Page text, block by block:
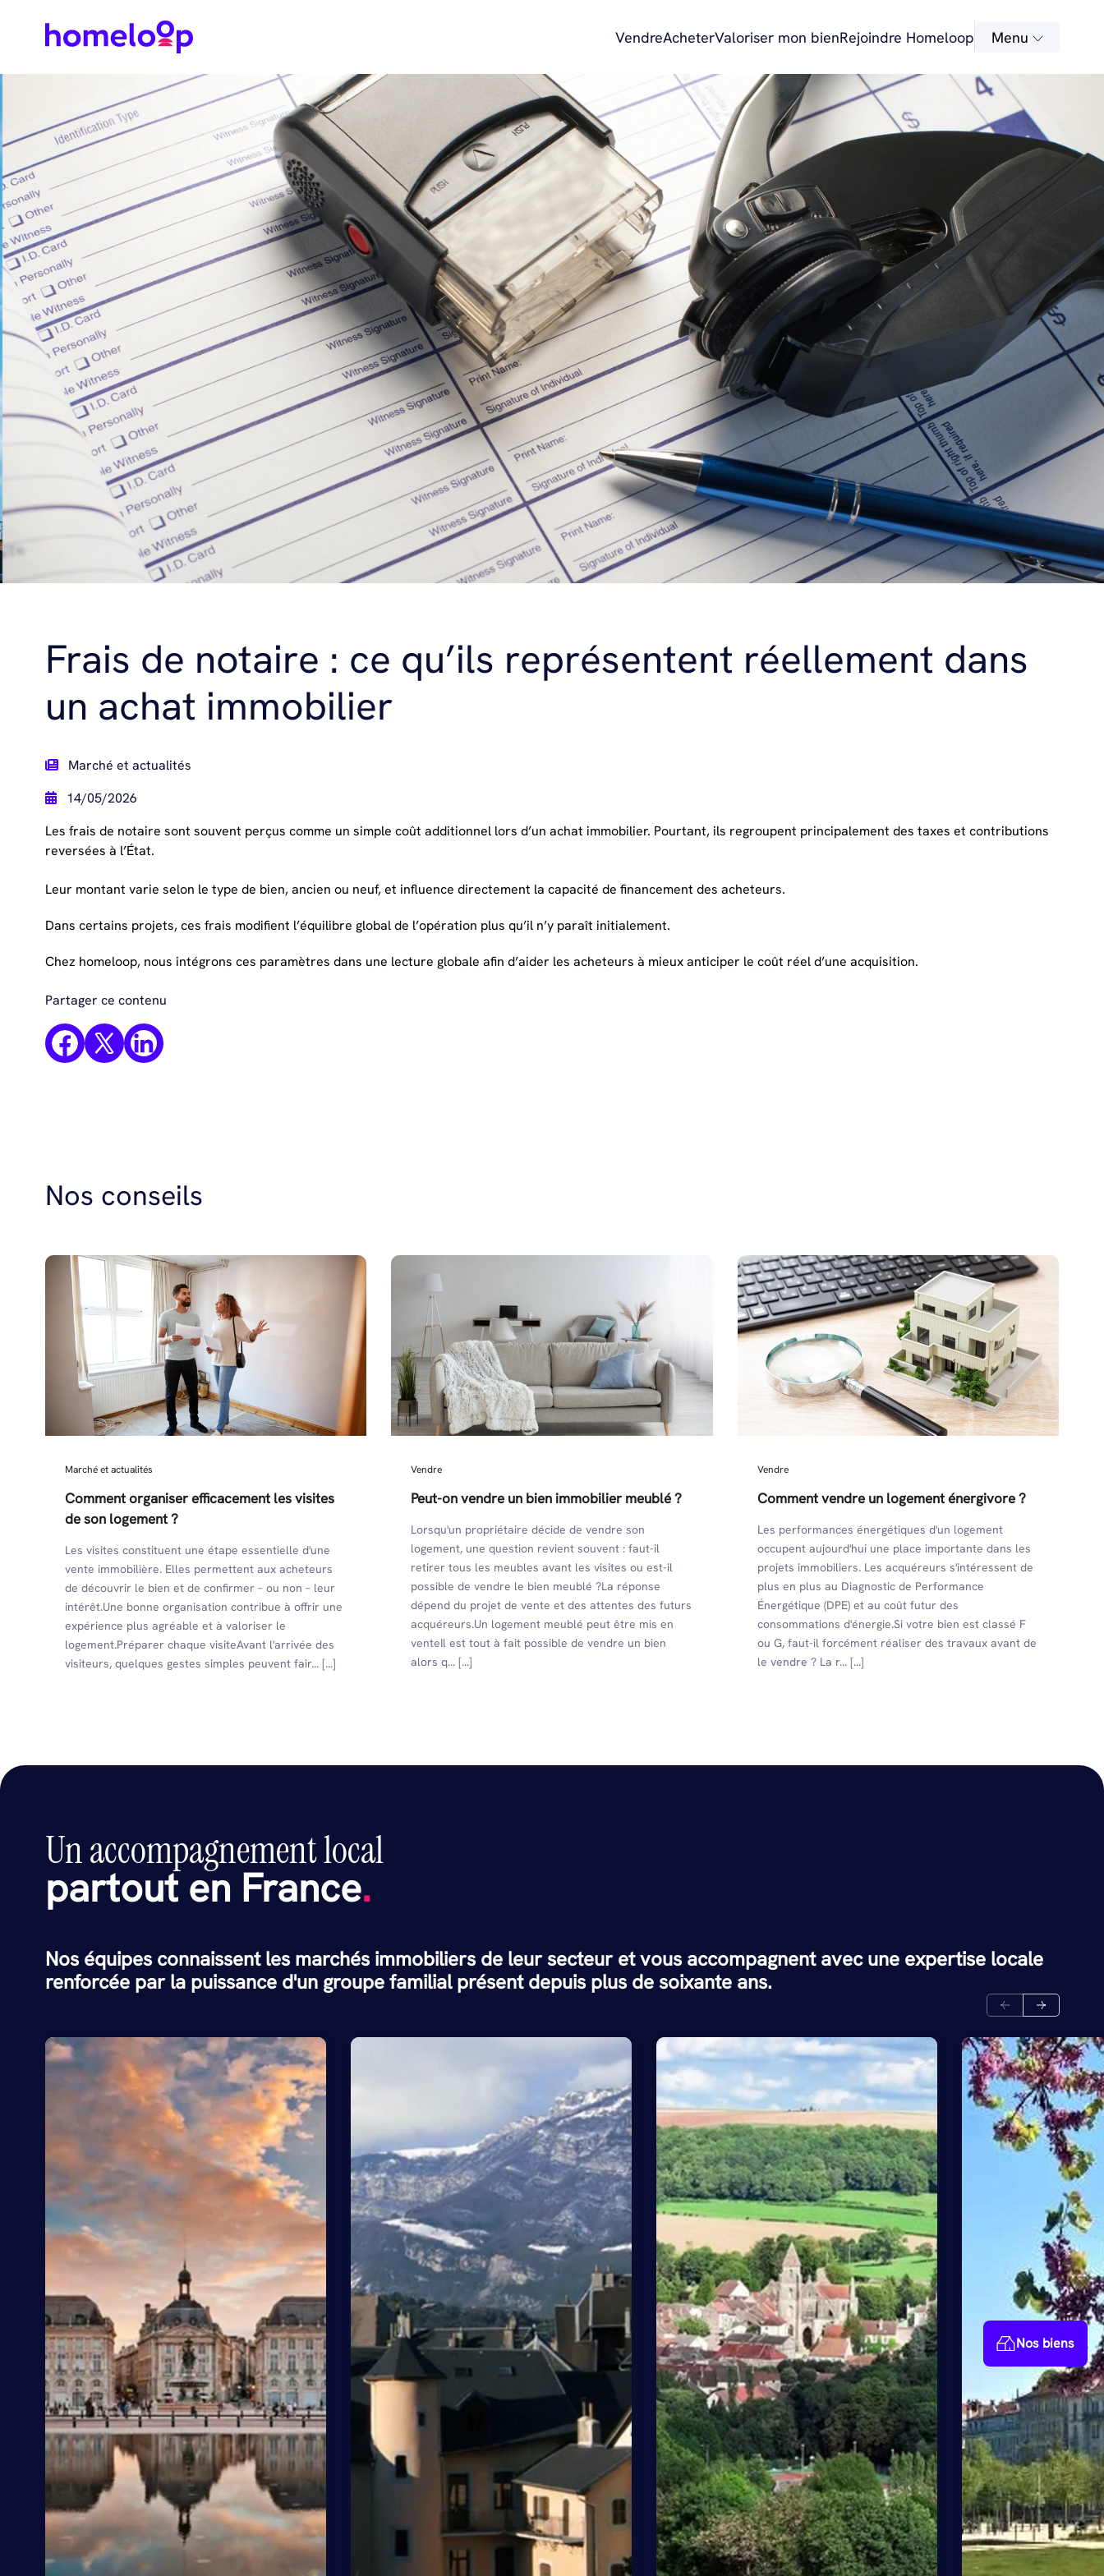
Nos biens
VendreAcheterValoriser mon bienRejoindre Homeloop Menu
Frais de notaire : ce qu’ils représentent réellement dans
un achat immobilier
Marché et actualités
14/05/2026
Les frais de notaire sont souvent perçus comme un simple coût additionnel lors d’un achat immobilier. Pourtant, ils regroupent principalement des taxes et contributions
reversées à l’État.
Leur montant varie selon le type de bien, ancien ou neuf, et influence directement la capacité de financement des acheteurs.
Dans certains projets, ces frais modifient l’équilibre global de l’opération plus qu’il n’y paraît initialement.
Chez homeloop, nous intégrons ces paramètres dans une lecture globale afin d’aider les acheteurs à mieux anticiper le coût réel d’une acquisition.
Partager ce contenu
Nos conseils
Marché et actualités
Comment organiser efficacement les visites
de son logement ?
Les visites constituent une étape essentielle d'une
vente immobilière. Elles permettent aux acheteurs
de découvrir le bien et de confirmer – ou non – leur
intérêt.Une bonne organisation contribue à offrir une
expérience plus agréable et à valoriser le
logement.Préparer chaque visiteAvant l'arrivée des
visiteurs, quelques gestes simples peuvent fair... [...]
Vendre
Peut-on vendre un bien immobilier meublé ?
Lorsqu'un propriétaire décide de vendre son
logement, une question revient souvent : faut-il
retirer tous les meubles avant les visites ou est-il
possible de vendre le bien meublé ?La réponse
dépend du projet de vente et des attentes des futurs
acquéreurs.Un logement meublé peut être mis en
venteIl est tout à fait possible de vendre un bien
alors q... [...]
Vendre
Comment vendre un logement énergivore ?
Les performances énergétiques d'un logement
occupent aujourd'hui une place importante dans les
projets immobiliers. Les acquéreurs s'intéressent de
plus en plus au Diagnostic de Performance
Énergétique (DPE) et au coût futur des
consommations d'énergie.Si votre bien est classé F
ou G, faut-il forcément réaliser des travaux avant de
le vendre ? La r... [...]
Un accompagnement local
partout en France.
Nos équipes connaissent les marchés immobiliers de leur secteur et vous accompagnent avec une expertise locale
renforcée par la puissance d'un groupe familial présent depuis plus de soixante ans.